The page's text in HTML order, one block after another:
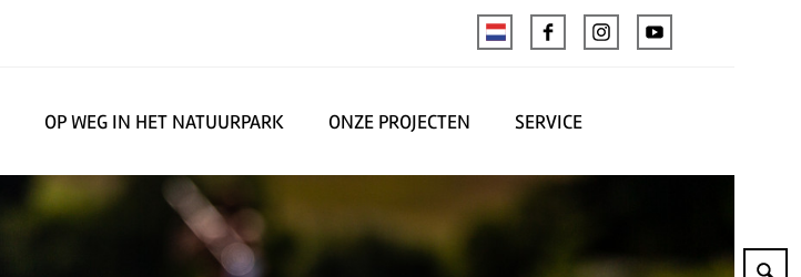
OP WEG IN HET NATUURPARK ONZE PROJECTEN SERVICE